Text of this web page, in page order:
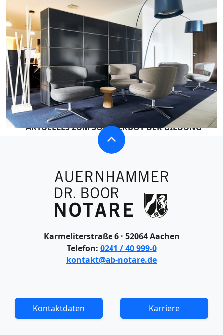
NEUERUNGEN FÜR BGB-GESELLSCHAFTEN /
MOPEG
MOPEG: INFOLETTER FÜR FACHKUNDIGE
NEU: STUDIENGANG „RECHT IM NOTARIAT
LL.B.“
AKTUELLES ZUM SOG. VERBOT DER BILDUNG
VON WOHNUNGSEIGENTUM
VERERBUNG / SCHENKUNG VON
IMMOBILIEN
PROFESSIONELLE LUFTREINIGUNG IN
UNSEREN RÄUMLICHKEITEN
KONTAKTDATEN
Karmeliterstraße 6 · 52064 Aachen
Telefon: 0241 / 40 999-0
kontakt@ab-notare.de
Kontaktdaten Karriere